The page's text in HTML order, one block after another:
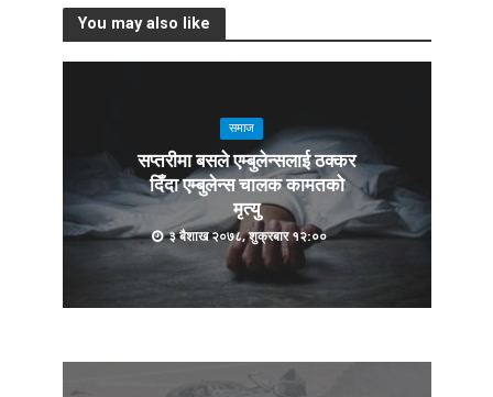
You may also like
समाज
सप्तरीमा बसले एम्बुलेन्सलाई ठक्कर
दिँदा एम्बुलेन्स चालक कामतको
मृत्यु
३ बैशाख २०७८, शुक्रबार १२:००